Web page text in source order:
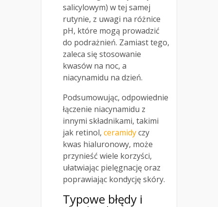
salicylowym) w tej samej
rutynie, z uwagi na różnice
pH, które mogą prowadzić
do podrażnień. Zamiast tego,
zaleca się stosowanie
kwasów na noc, a
niacynamidu na dzień.
Podsumowując, odpowiednie
łączenie niacynamidu z
innymi składnikami, takimi
jak retinol, ceramidyczy
kwas hialuronowy, może
przynieść wiele korzyści,
ułatwiając pielęgnację oraz
poprawiając kondycję skóry.
Typowe błędy i